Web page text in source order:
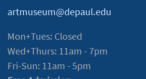
artmuseum@depaul.edu
Mon+Tues: Closed
Wed+Thurs: 11am - 7pm
Fri-Sun: 11am - 5pm